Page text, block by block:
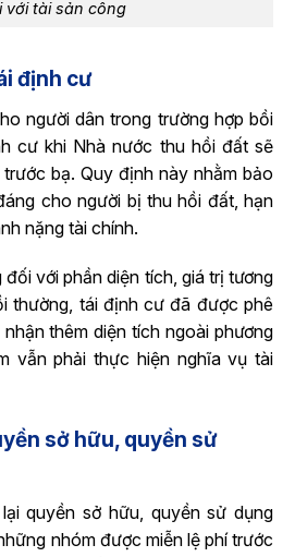
với tài sản công
định cư
người dân trong trường hợp bồi
cư khi Nhà nước thu hồi đất sẽ
bạ. Quy định này nhằm bảo
cho người bị thu hồi đất, hạn
nặng tài chính.
với phần diện tích, giá trị tương
thường, tái định cư đã được phê
thêm diện tích ngoài phương
vẫn phải thực hiện nghĩa vụ tài
sở hữu, quyền sử
quyền sở hữu, quyền sử dụng
nhóm được miễn lệ phí trước